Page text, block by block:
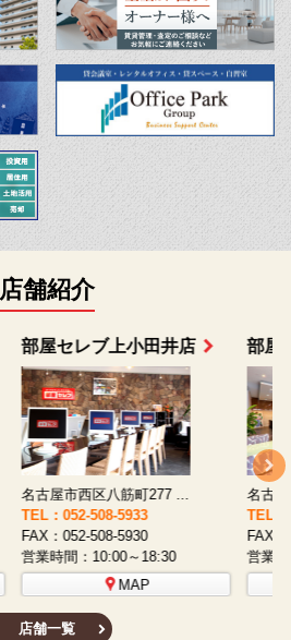
店舗紹介
部屋セレブ中村店
名古屋市中村区太閤通9-1...
TEL：052-481-0853
FAX：052-481-3587
営業時間：10:00～18:30
店舗一覧